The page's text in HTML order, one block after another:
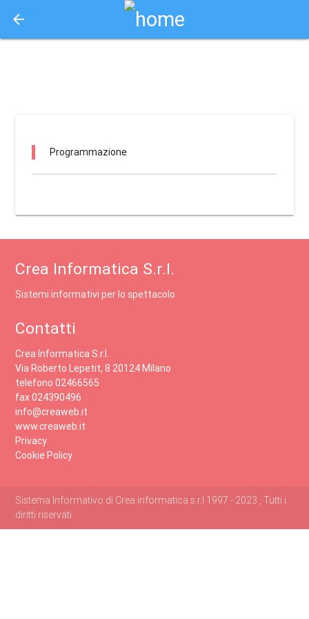
arrow_back
Programmazione
Crea Informatica S.r.l.
Sistemi informativi per lo spettacolo
Contatti
Crea Informatica S.r.l.
Via Roberto Lepetit, 8 20124 Milano
telefono 02466565
fax 024390496
info@creaweb.it
www.creaweb.it
Privacy
Cookie Policy
Sistema Informativo di Crea informatica s.r.l 1997 - 2023 , Tutti i
diritti riservati.